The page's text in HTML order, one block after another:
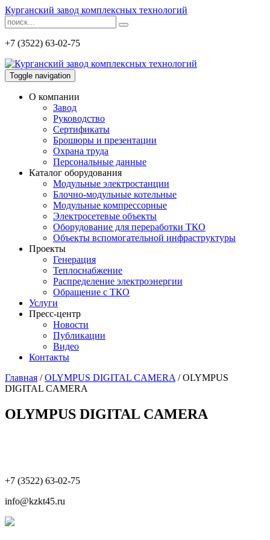
Курганский завод комплексных технологий
+7 (3522) 63-02-75
Toggle navigation
О компании
Завод
Руководство
Сертификаты
Брошюры и презентации
Охрана труда
Персональные данные
Каталог оборудования
Модульные электростанции
Блочно-модульные котельные
Модульные компрессорные
Электросетевые объекты
Оборудование для переработки ТКО
Объекты вспомогательной инфраструктуры
Проекты
Генерация
Теплоснабжение
Распределение электроэнергии
Обращение с ТКО
Услуги
Пресс-центр
Новости
Публикации
Видео
Контакты
Главная / OLYMPUS DIGITAL CAMERA / OLYMPUS
DIGITAL CAMERA
OLYMPUS DIGITAL CAMERA
+7 (3522) 63-02-75
info@kzkt45.ru